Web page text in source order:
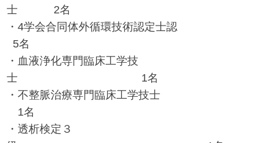
士 2名
・4学会合同体外循環技術認定⼠認
5名
・血液浄化専門臨床工学技
士 1名
・不整脈治療専門臨床工学技士
1名
・透析検定３